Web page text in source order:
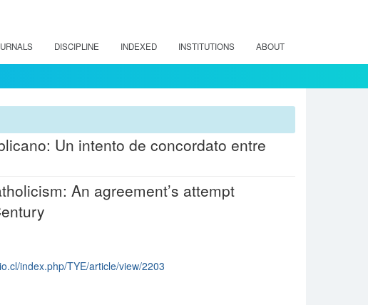
DISCIPLINE INDEXED INSTITUTIONS ABOUT
Un intento de concordato entre
An agreement’s attempt
index.php/TYE/article/view/2203